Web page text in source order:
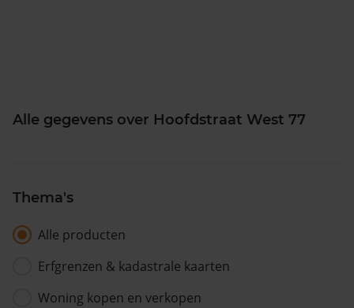
Alle gegevens over Hoofdstraat West 77
Thema's
Alle producten
Erfgrenzen & kadastrale kaarten
Woning kopen en verkopen